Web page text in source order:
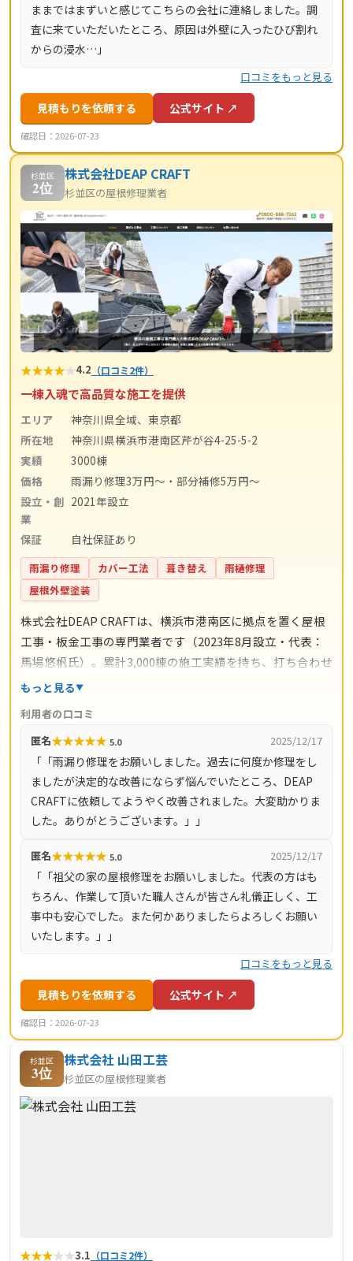
ままではまずいと感じてこちらの会社に連絡しました。調
査に来ていただいたところ、原因は外壁に入ったひび割れ
からの浸水…」
口コミをもっと見る
見積もりを依頼する 公式サイト ↗
確認日：2026-07-23
杉並区
2位
株式会社DEAP CRAFT
杉並区の屋根修理業者
★★★★★4.2 （口コミ2件）
一棟入魂で高品質な施工を提供
エリア
神奈川県全域、東京都
所在地
神奈川県横浜市港南区芹が谷4-25-5-2
実績
3000棟
価格
雨漏り修理3万円〜・部分補修5万円〜
設立・創
業
2021年設立
保証 自社保証あり
雨漏り修理 カバー工法 葺き替え
雨樋修理
屋根外壁塗装
株式会社DEAP CRAFTは、横浜市港南区に拠点を置く屋根
工事・板金工事の専門業者です（2023年8月設立・代表：
馬場悠帆氏）。累計3,000棟の施工実績を持ち、打ち合わせ
からアフターサポートまで自社スタッフが一貫対応。仲介
の目安は雨漏り修理3万円〜、屋根の部分補修5万円〜、棟
板金交換10万円〜、屋根カバー工法80万円〜、葺き替え
100万円〜。現地調査・お見積り・ご相談は無料で、最短
即日対応も可能です（営業時間8時〜18時・月〜土）。対
応エリアは神奈川県全域（33市町村）と東京都全域（23
区・多摩地域）です。
もっと見る
利用者の口コミ
匿名★★★★★ 5.0 2025/12/17
「「雨漏り修理をお願いしました。過去に何度か修理をし
ましたが決定的な改善にならず悩んでいたところ、DEAP
CRAFTに依頼してようやく改善されました。大変助かりま
した。ありがとうございます。」」
匿名★★★★★ 5.0 2025/12/17
「「祖父の家の屋根修理をお願いしました。代表の方はも
ちろん、作業して頂いた職人さんが皆さん礼儀正しく、工
事中も安心でした。また何かありましたらよろしくお願い
いたします。」」
口コミをもっと見る
見積もりを依頼する 公式サイト ↗
確認日：2026-07-23
杉並区
3位
株式会社 山田工芸
杉並区の屋根修理業者
★★★★★3.1 （口コミ2件）